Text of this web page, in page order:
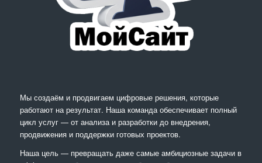
Мы создаём и продвигаем цифровые решения, которые
работают на результат. Наша команда обеспечивает полный
цикл услуг — от анализа и разработки до внедрения,
продвижения и поддержки готовых проектов.
Наша цель — превращать даже самые амбициозные задачи в